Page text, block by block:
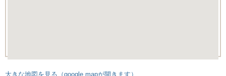
大きな地図を見る（google mapが開きます）